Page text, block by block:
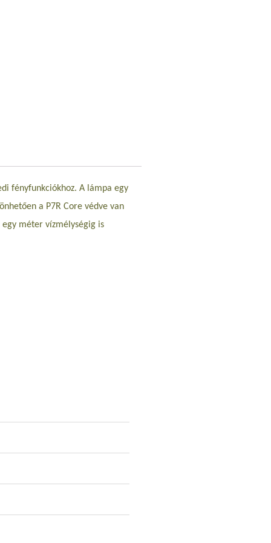
fényfunkciókhoz. A lámpa egy
a P7R Core védve van
méter vízmélységig is